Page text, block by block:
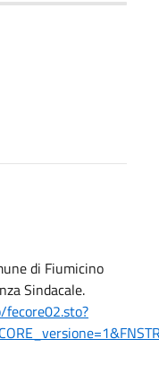
di Fiumicino
Sindacale.